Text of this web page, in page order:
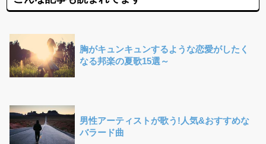
胸がキュンキュンするような恋愛がしたく
なる邦楽の夏歌15選～
男性アーティストが歌う!人気&おすすめな
バラード曲